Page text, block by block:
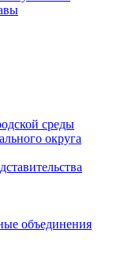
среды
округа
объединения